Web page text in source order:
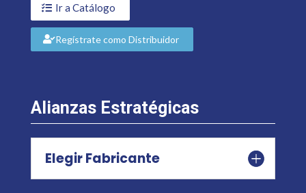
Ir a Catálogo
Regístrate como Distribuidor
Alianzas Estratégicas
Elegir Fabricante